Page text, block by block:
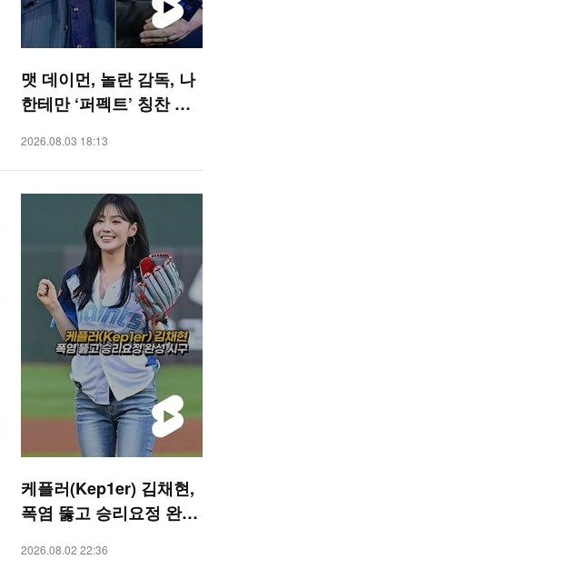
맷 데이먼, 놀란 감독, 나
한테만 ‘퍼펙트’ 칭찬 안
2026.08.03 18:13
케플러(Kep1er) 김채현,
폭염 뚫고 승리요정 완성
2026.08.02 22:36